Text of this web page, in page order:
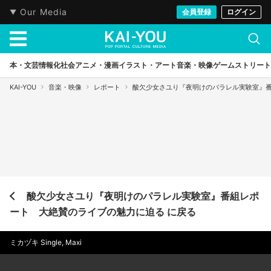
Our Media 会員登録 ログイン
本・文芸情報化社会アニメ・漫画イラスト・アート音楽・映像ゲームストリート
KAI-YOU 音楽・映像 レポート 酸欠少女さユり『夜明けのパラレル実験室
酸欠少女さユり『夜明けのパラレル実験室』番組レポ
ート 大絶賛のライブの魅力に迫る に戻る
ミカヅキ Single, Maxi